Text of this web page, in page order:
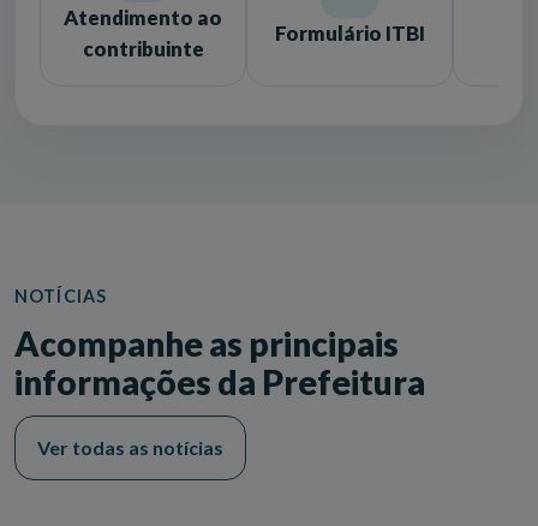
Atendimento ao
contribuinte
Formulário ITBI
NOTÍCIAS
Acompanhe as principais
informações da Prefeitura
Ver todas as notícias